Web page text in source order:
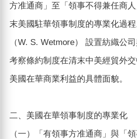
方准通商」至「領事不得兼任商
末美國駐華領事制度的專業化過
（W. S. Wetmore） 設置紡織公
考察條約制度在清末中美經貿外
美國在華商業利益的具體面貌。
二、美國在華領事制度的專業化
（一）「有領事方准通商」與「